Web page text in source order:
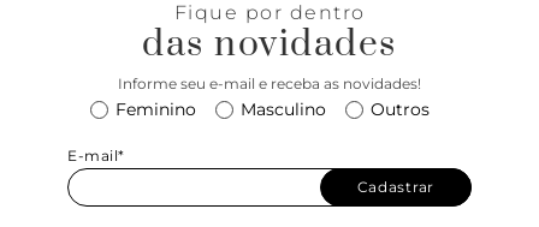
Fique por dentro
das novidades
Informe seu e-mail e receba as novidades!
Feminino Masculino Outros
E-mail*
Cadastrar